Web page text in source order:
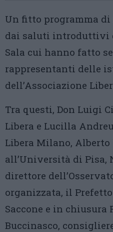
Un fitto programma
dai saluti introduttivi
Sala cui hanno fatto
rappresentanti delle
dell’Associazione
Tra questi, Don Luigi
Libera e Lucilla
Libera Milano,
all’Università di Pisa,
direttore
organizzata, il
Saccone e in
Buccinasco,